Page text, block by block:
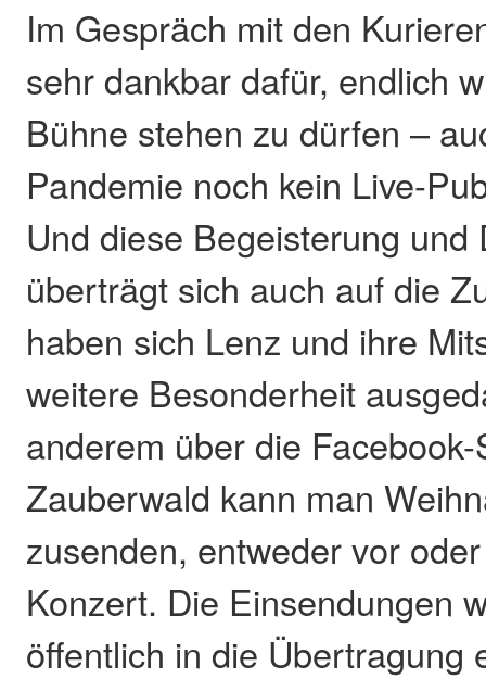
Im Gespräch mit den
sehr dankbar dafür, endlich
Bühne stehen zu dürfen –
Pandemie noch kein Live-
Und diese Begeisterung und
überträgt sich auch auf die
haben sich Lenz und ihre
weitere Besonderheit
anderem über die
Zauberwald kann man
zusenden, entweder vor
Konzert. Die Einsendungen
öffentlich in die Übertragung